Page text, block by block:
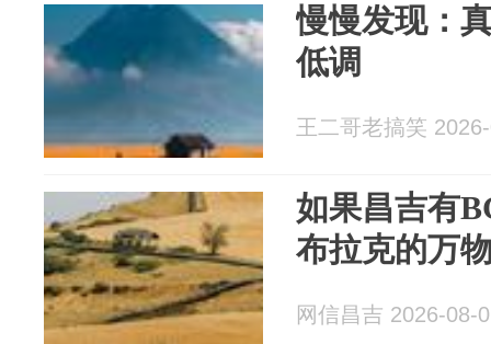
慢慢发现：
低调
王二哥老搞笑
如果昌吉有
布拉克的万
网信昌吉 2026-08-